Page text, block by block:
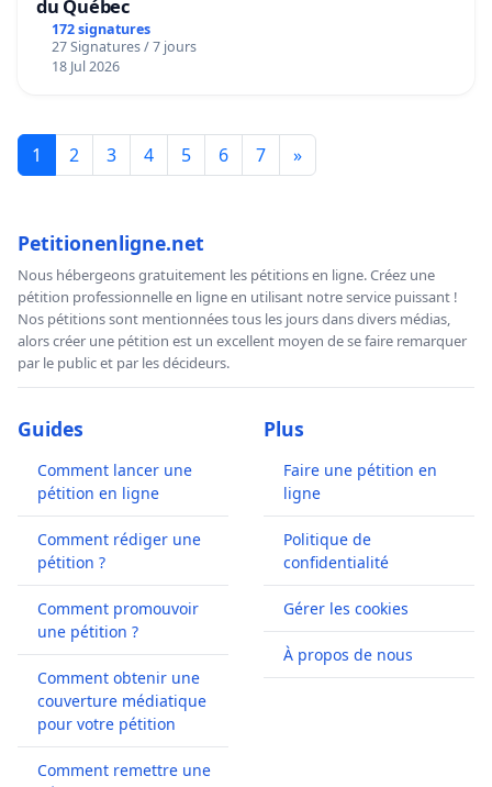
du Québec
172 signatures
27 Signatures / 7 jours
18 Jul 2026
1 2 3 4 5 6 7 »
Petitionenligne.net
Nous hébergeons gratuitement les pétitions en ligne. Créez une
pétition professionnelle en ligne en utilisant notre service puissant !
Nos pétitions sont mentionnées tous les jours dans divers médias,
alors créer une pétition est un excellent moyen de se faire remarquer
par le public et par les décideurs.
Guides
Comment lancer une
pétition en ligne
Comment rédiger une
pétition ?
Comment promouvoir
une pétition ?
Comment obtenir une
couverture médiatique
pour votre pétition
Comment remettre une
Plus
Faire une pétition en
ligne
Politique de
confidentialité
Gérer les cookies
À propos de nous